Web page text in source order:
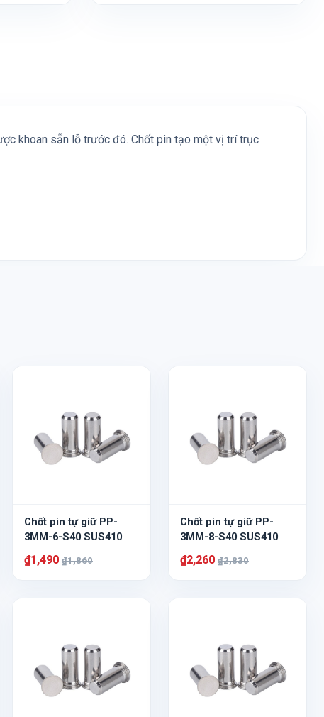
khoan sẵn lỗ trước đó. Chốt pin tạo một vị trí trục
Chốt pin tự giữ PP-
3MM-6-S40 SUS410
₫1,490 ₫1,860
Chốt pin tự giữ PP-
3MM-8-S40 SUS410
₫2,260 ₫2,830